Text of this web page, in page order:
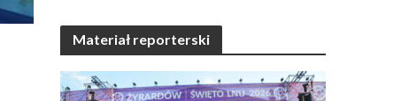
Materiał reporterski